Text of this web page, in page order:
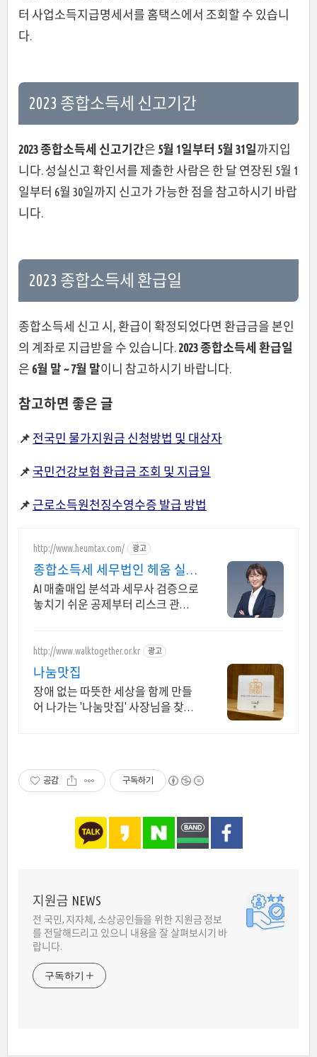
터 사업소득지급명세서를 홈택스에서 조회할 수 있습니
다.
2023 종합소득세 신고기간
2023 종합소득세 신고기간은 5월 1일부터 5월 31일까지입
니다. 성실신고 확인서를 제출한 사람은 한 달 연장된 5월 1
일부터 6월 30일까지 신고가 가능한 점을 참고하시기 바랍
니다.
2023 종합소득세 환급일
종합소득세 신고 시, 환급이 확정되었다면 환급금을 본인
의 계좌로 지급받을 수 있습니다.2023 종합소득세 환급일
은 6월 말 ~ 7월 말이니 참고하시기 바랍니다.
참고하면 좋은 글
📌 전국민 물가지원금 신청방법 및 대상자
📌 국민건강보험 환급금 조회 및 지급일
📌 근로소득원천징수영수증 발급 방법
http://www.heumtax.com/ 광고
종합소득세 세무법인 헤움 실시
간 카톡 상담 지원
AI 매출매입 분석과 세무사 검증으로
놓치기 쉬운 공제부터 리스크 관리
http://www.walktogether.or.kr 광고
나눔맛집
장애 없는 따뜻한 세상을 함께 만들
어 나가는 '나눔맛집' 사장님을 찾습
공감 구독하기
지원금 NEWS
전 국민, 지자체, 소상공인들을 위한 지원금 정보
를 전달해드리고 있으니 내용을 잘 살펴보시기 바
랍니다.
구독하기